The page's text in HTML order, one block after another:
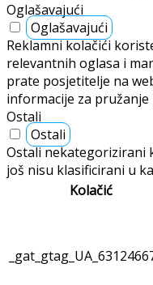
Oglašavajući
Oglašavajući
Reklamni kolačići
relevantnih oglasa i
prate posjetitelje na
informacije za
Ostali
Ostali
Ostali nekategorizirani
još nisu klasificirani u
Kolačić